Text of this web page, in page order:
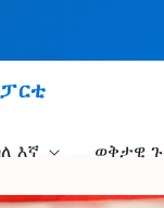
እኛ ወቅታዊ